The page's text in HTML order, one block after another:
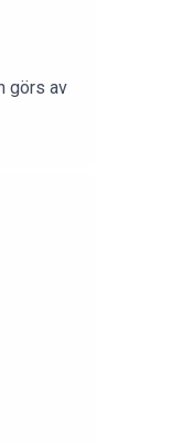
görs av